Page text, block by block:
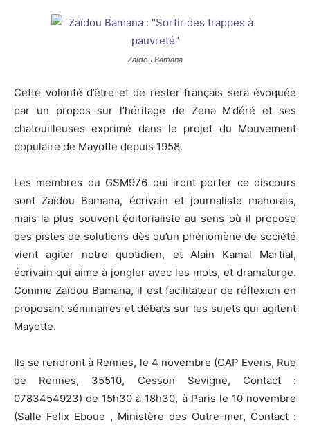
Zaïdou Bamana
Cette volonté d’être et de rester français sera évoquée
par un propos sur l’héritage de Zena M’déré et ses
chatouilleuses exprimé dans le projet du Mouvement
populaire de Mayotte depuis 1958.
Les membres du GSM976 qui iront porter ce discours
sont Zaïdou Bamana, écrivain et journaliste mahorais,
mais la plus souvent éditorialiste au sens où il propose
des pistes de solutions dès qu’un phénomène de société
vient agiter notre quotidien, et Alain Kamal Martial,
écrivain qui aime à jongler avec les mots, et dramaturge.
Comme Zaïdou Bamana, il est facilitateur de réflexion en
proposant séminaires et débats sur les sujets qui agitent
Mayotte.
Ils se rendront à Rennes, le 4 novembre (CAP Evens, Rue
de Rennes, 35510, Cesson Sevigne, Contact :
0783454923) de 15h30 à 18h30, à Paris le 10 novembre
(Salle Felix Eboue , Ministère des Outre-mer, Contact :